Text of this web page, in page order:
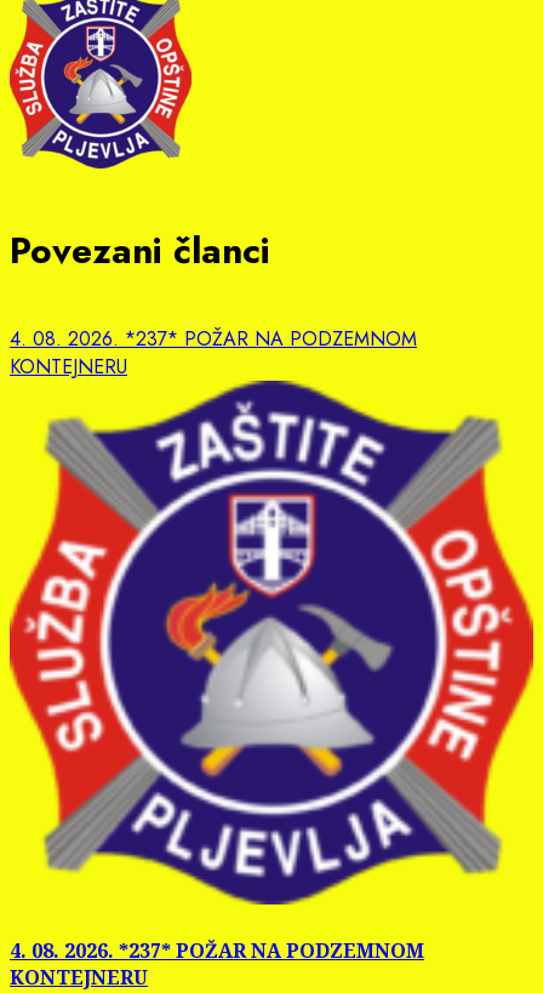
Povezani članci
4. 08. 2026. *237* POŽAR NA PODZEMNOM
KONTEJNERU
4. 08. 2026. *237* POŽAR NA PODZEMNOM
KONTEJNERU